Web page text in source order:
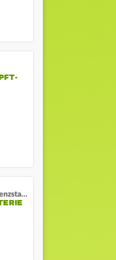
A2 e-tron setzt neuen Effizienzstandard bei Audi